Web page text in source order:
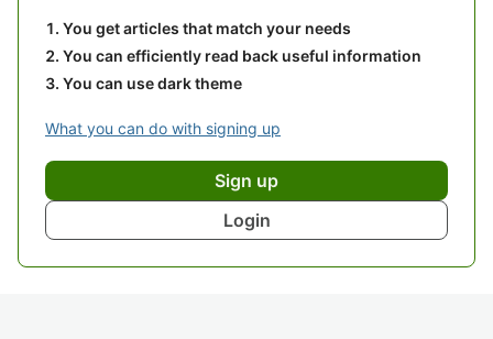
You get articles that match your needs
You can efficiently read back useful information
You can use dark theme
What you can do with signing up
Sign up
Login